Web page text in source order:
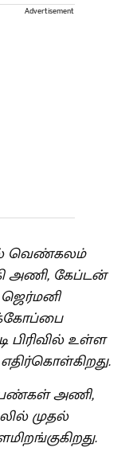
Advertisement
வெண்கலம்
அணி, கேப்டன்
பிரிவில் உள்ள
அணி,
முதல்